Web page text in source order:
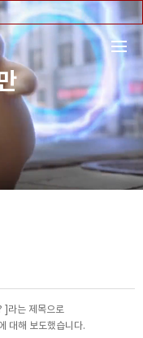
for foreach()
views/mobile/
views/mobile/
core/
controllers/
]라는 제목으로
대해 보도했습니다.